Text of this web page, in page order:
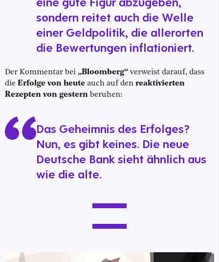
sondern reitet auch die Welle
einer Geldpolitik, die allerorten
die Bewertungen inflationiert.
Der Kommentar bei „Bloomberg“ verweist darauf, dass
die Erfolge von heute auch auf den reaktivierten
Rezepten von gestern beruhen:
Das Geheimnis des Erfolges?
Nun, es gibt keines. Die neue
Deutsche Bank sieht ähnlich aus
wie die alte.